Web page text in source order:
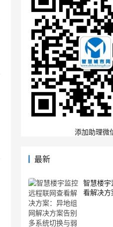
添加助理微
最新
智慧楼宇
看解决方